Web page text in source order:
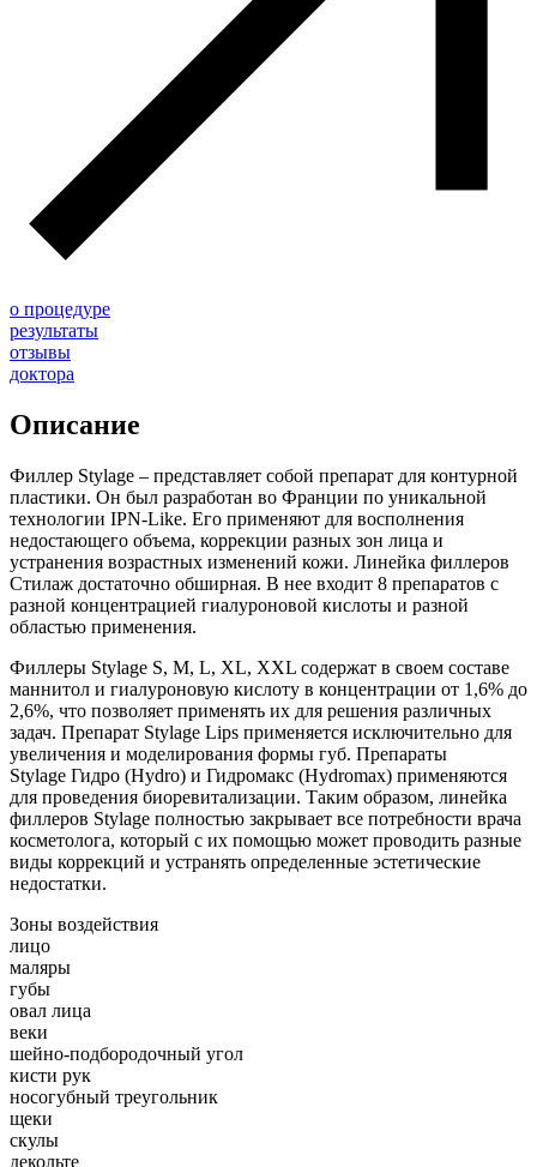
о процедуре
результаты
отзывы
доктора
Описание
Филлер Stylage – представляет собой препарат для контурной
пластики. Он был разработан во Франции по уникальной
технологии IPN-Like. Его применяют для восполнения
недостающего объема, коррекции разных зон лица и
устранения возрастных изменений кожи. Линейка филлеров
Стилаж достаточно обширная. В нее входит 8 препаратов с
разной концентрацией гиалуроновой кислоты и разной
областью применения.
Филлеры Stylage S, M, L, XL, XXL содержат в своем составе
маннитол и гиалуроновую кислоту в концентрации от 1,6% до
2,6%, что позволяет применять их для решения различных
задач. Препарат Stylage Lips применяется исключительно для
увеличения и моделирования формы губ. Препараты
Stylage Гидро (Hydro) и Гидромакс (Hydromax) применяются
для проведения биоревитализации. Таким образом, линейка
филлеров Stylage полностью закрывает все потребности врача
косметолога, который с их помощью может проводить разные
виды коррекций и устранять определенные эстетические
недостатки.
Зоны воздействия
лицо
маляры
губы
овал лица
веки
шейно-подбородочный угол
кисти рук
носогубный треугольник
щеки
скулы
декольте